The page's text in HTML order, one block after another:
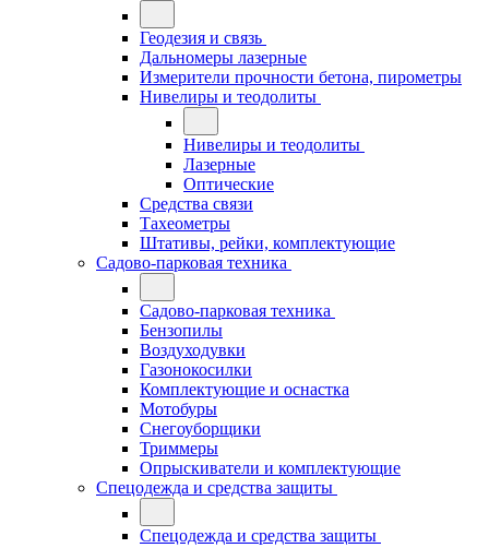
Геодезия и связь
Дальномеры лазерные
Измерители прочности бетона, пирометры
Нивелиры и теодолиты
Нивелиры и теодолиты
Лазерные
Оптические
Средства связи
Тахеометры
Штативы, рейки, комплектующие
Садово-парковая техника
Садово-парковая техника
Бензопилы
Воздуходувки
Газонокосилки
Комплектующие и оснастка
Мотобуры
Снегоуборщики
Триммеры
Опрыскиватели и комплектующие
Спецодежда и средства защиты
Спецодежда и средства защиты